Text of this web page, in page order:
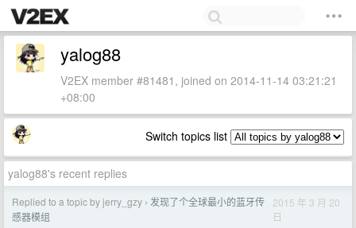
yalog88
V2EX member #81481, joined on 2014-11-14 03:21:21
+08:00
Switch topics list
yalog88's recent replies
Replied to a topic by jerry_gzy › 发现了个全球最小的蓝牙传
感器模组
2015 年 3 月 20
日